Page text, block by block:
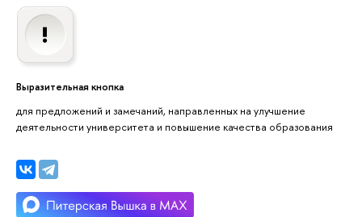
Выразительная кнопка
для предложений и замечаний, направленных на улучшение
деятельности университета и повышение качества образования